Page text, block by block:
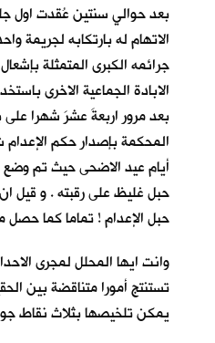
بعد حوالي سنتين عُقدت اول
الاتهام له بارتكابه لجريمة
جرائمه الكبرى المتمثلة
الابادة الجماعية الاخرى
بعد مرور اربعةَ عشرَ شهرا
المحكمة بإصدار حكم
أيام عيد الاضحى حيث تم
حبل غليظ على رقبته . و قيل
حبل الإعدام ! تماما كما حصل
وانت ايها المحلل لمجرى
تستنتج أمورا متناقضة بين
يمكن تلخيصها بثلاث نقاط